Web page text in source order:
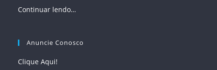
Continuar lendo…
Anuncie Conosco
Clique Aqui!